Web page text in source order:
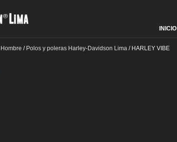
Skip
to
content
INICIO
Hombre / Polos y poleras Harley-Davidson Lima / HARLEY VIBE